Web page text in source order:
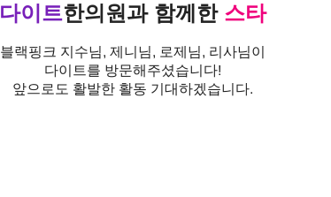
다이트한의원 과함께한 스타
블랙핑크 지수님, 제니님, 로제님, 리사님이
다이트를 방문해주셨습니다!
앞으로도 활발한 활동 기대하겠습니다.